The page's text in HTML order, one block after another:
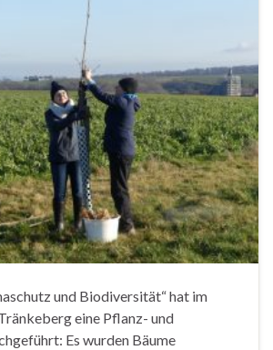
und Biodiversität“ hat im
eine Pflanz- und
Es wurden Bäume